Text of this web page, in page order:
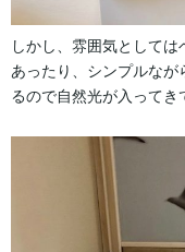
しかし、雰囲気として
あったり、シンプルな
るので自然光が入ってき